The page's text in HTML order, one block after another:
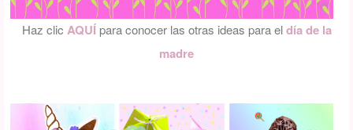
Haz clic AQUÍ para conocer las otras ideas para eldía de la
madre